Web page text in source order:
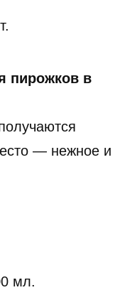
пирожков в
— нежное и
мл.